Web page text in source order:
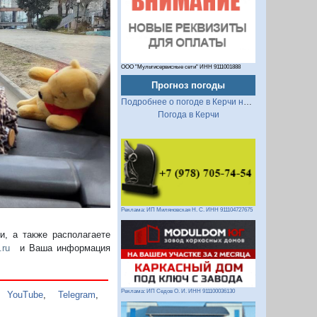
а также располагаете
и Ваша информация
YouTube ,Telegram
ООО "Мультисервисные сети" ИНН 9111001888
Прогноз погоды
Подробнее о погоде в Керчи на 2 недели
Погода в Керчи
Реклама: ИП Миляновская Н. С. ИНН 911104727675
Реклама: ИП Седов О. И. ИНН 911100036130